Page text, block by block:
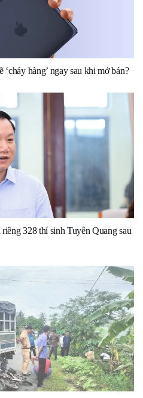
hàng’ ngay sau khi mở bán?
328 thí sinh Tuyên Quang sau